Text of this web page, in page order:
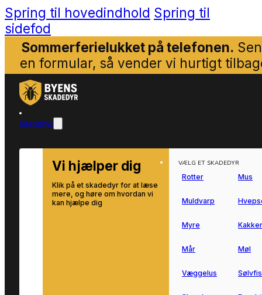
Spring til hovedindhold Spring til
sidefod
Sommerferielukket på telefonen.
en formular, så vender vi hurtigt
Skadedyr
Vi hjælper dig
Klik på et skadedyr for at læse
mere, og høre om hvordan vi
kan hjælpe dig
VÆLG ET SKADEDYR
Rotter Mus
Muldvarp
Myre
Mår Møl
Væggelus